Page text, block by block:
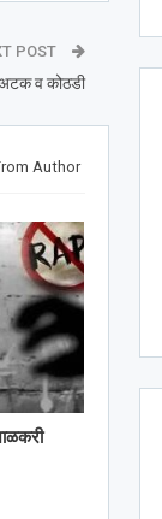
POST
व कोठडी
Author